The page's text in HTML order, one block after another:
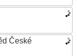
České